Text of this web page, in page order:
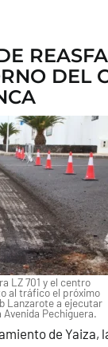
DEL
LZ 701 y el centro
al tráfico el próximo
Lanzarote a ejecutar
Pechiguera.
de Yaiza,